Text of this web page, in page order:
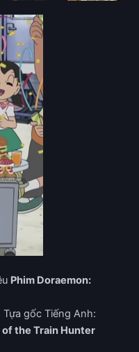
Phim Doraemon:
gốc Tiếng Anh:
the Train Hunter